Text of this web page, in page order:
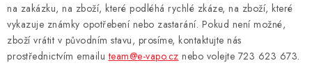
na zakázku, na zboží, které podléhá rychlé zkáze, na zboží, které
vykazuje známky opotřebení nebo zastarání. Pokud není možné,
zboží vrátit v původním stavu, prosíme, kontaktujte nás
prostřednictvím emailuteam@e-vapo.cz nebo volejte 723 623 673.